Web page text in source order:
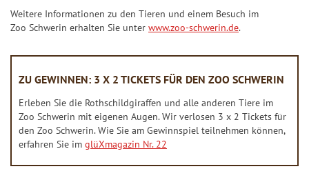
e
n
G
ü
c
k
s
Weitere Informationen zu den Tieren und einem Besuch im
Zoo Schwerin erhalten Sie unter www.zoo-schwerin.de.
ZU GEWINNEN: 3 X 2 TICKETS FÜR DEN ZOO SCHWERIN
Erleben Sie die Rothschildgiraffen und alle anderen Tiere im
Zoo Schwerin mit eigenen Augen. Wir verlosen 3 x 2 Tickets für
den Zoo Schwerin. Wie Sie am Gewinnspiel teilnehmen können,
erfahren Sie im glüXmagazin Nr. 22